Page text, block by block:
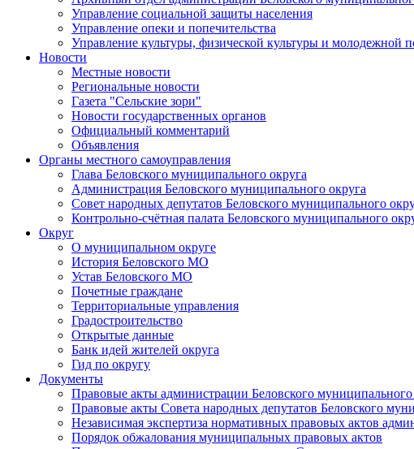
Управление социальной защиты населения
Управление опеки и попечительства
Управление культуры, физической культуры и молодежной
Новости
Местные новости
Региональные новости
Газета "Сельские зори"
Новости государственных органов
Официальный комментарий
Объявления
Органы местного самоуправления
Глава Беловского муниципального округа
Администрация Беловского муниципального округа
Совет народных депутатов Беловского муниципального
Контрольно-счётная палата Беловского муниципального
Округ
О муниципальном округе
История Беловского МО
Устав Беловского МО
Почетные граждане
Территориальные управления
Градостроительство
Открытые данные
Банк идей жителей округа
Гид по округу
Документы
Правовые акты администрации Беловского муниципального
Правовые акты Совета народных депутатов Беловского
Независимая экспертиза нормативных правовых актов
Порядок обжалования муниципальных правовых актов